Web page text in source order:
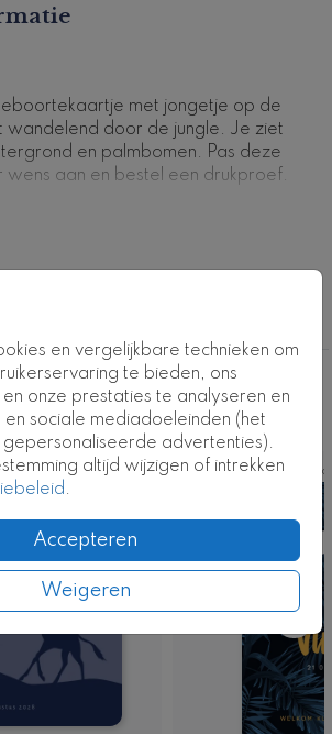
en vergelijkbare technieken om
te bieden, ons
onze prestaties te analyseren en
sociale mediadoeleinden (het
advertenties).
altijd wijzigen of intrekken
.
Accepteren
Weigeren
met jongetje op de
wandelend door de jungle. Je ziet
en palmbomen. Pas deze
wens aan en bestel een drukproef.
vind je misschien ook